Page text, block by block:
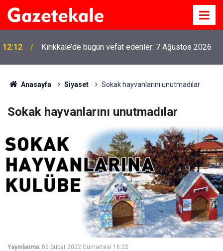
12:12 Kırıkkale’de bugün vefat edenler: 7 Ağustos 2026
Anasayfa Siyaset Sokak hayvanlarını unutmadılar
Sokak hayvanlarını unutmadılar
Yayınlanma: 05 Şubat 2022 Cumartesi 16:22